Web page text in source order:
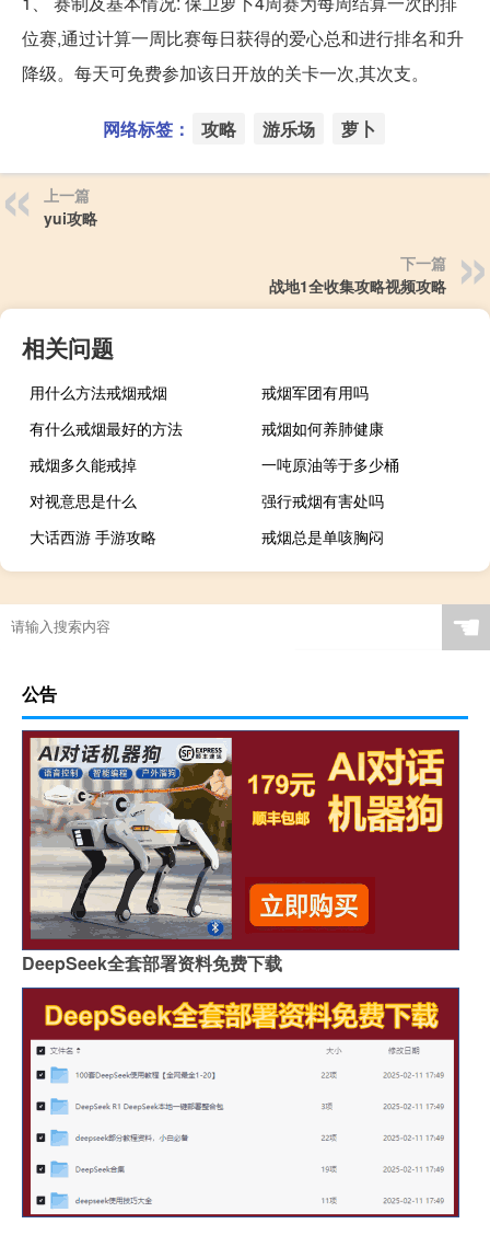
位赛,通过计算一周比赛每日获得的爱心总和进行排名和升
降级。每天可免费参加该日开放的关卡一次,其次支。
网络标签： 攻略 游乐场 萝卜
上一篇
yui攻略
下一篇
战地1全收集攻略视频攻略
相关问题
用什么方法戒烟戒烟
戒烟军团有用吗
有什么戒烟最好的方法
戒烟如何养肺健康
戒烟多久能戒掉
一吨原油等于多少桶
对视意思是什么
强行戒烟有害处吗
大话西游 手游攻略
戒烟总是单咳胸闷
☚
公告
DeepSeek全套部署资料免费下载